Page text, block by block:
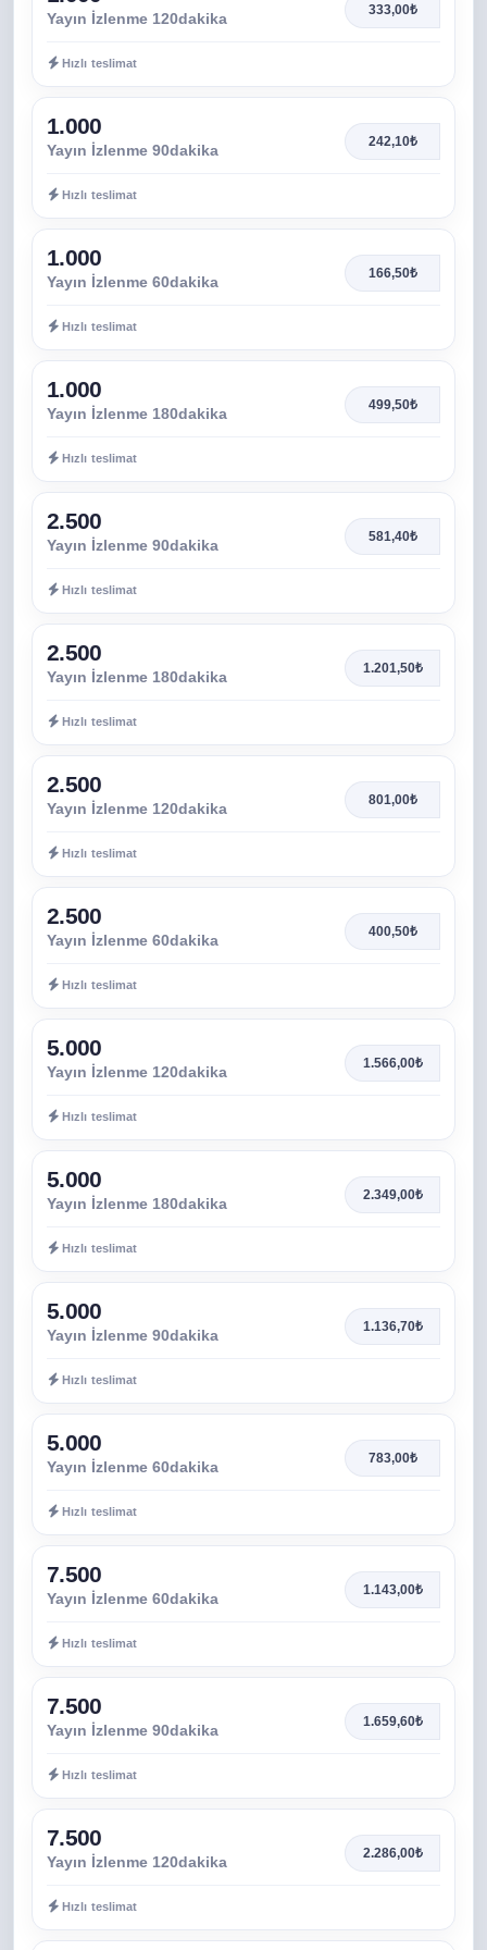
Yayın İzlenme 120dakika 333,00₺
Hızlı teslimat
1.000
Yayın İzlenme 90dakika 242,10₺
Hızlı teslimat
1.000
Yayın İzlenme 60dakika 166,50₺
Hızlı teslimat
1.000
Yayın İzlenme 180dakika 499,50₺
Hızlı teslimat
2.500
Yayın İzlenme 90dakika 581,40₺
Hızlı teslimat
2.500
Yayın İzlenme 180dakika 1.201,50₺
Hızlı teslimat
2.500
Yayın İzlenme 120dakika 801,00₺
Hızlı teslimat
2.500
Yayın İzlenme 60dakika 400,50₺
Hızlı teslimat
5.000
Yayın İzlenme 120dakika 1.566,00₺
Hızlı teslimat
5.000
Yayın İzlenme 180dakika 2.349,00₺
Hızlı teslimat
5.000
Yayın İzlenme 90dakika 1.136,70₺
Hızlı teslimat
5.000
Yayın İzlenme 60dakika 783,00₺
Hızlı teslimat
7.500
Yayın İzlenme 60dakika 1.143,00₺
Hızlı teslimat
7.500
Yayın İzlenme 90dakika 1.659,60₺
Hızlı teslimat
7.500
Yayın İzlenme 120dakika 2.286,00₺
Hızlı teslimat